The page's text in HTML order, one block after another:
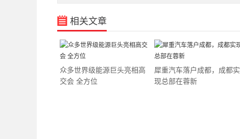
相关文章
众多世界级能源巨头亮相高
交会 全方位
犀重汽车落户成都，成都实
现总部在蓉新